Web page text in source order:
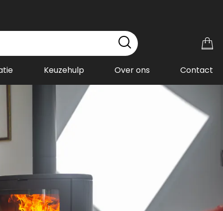
Keuzehulp Over ons Contact